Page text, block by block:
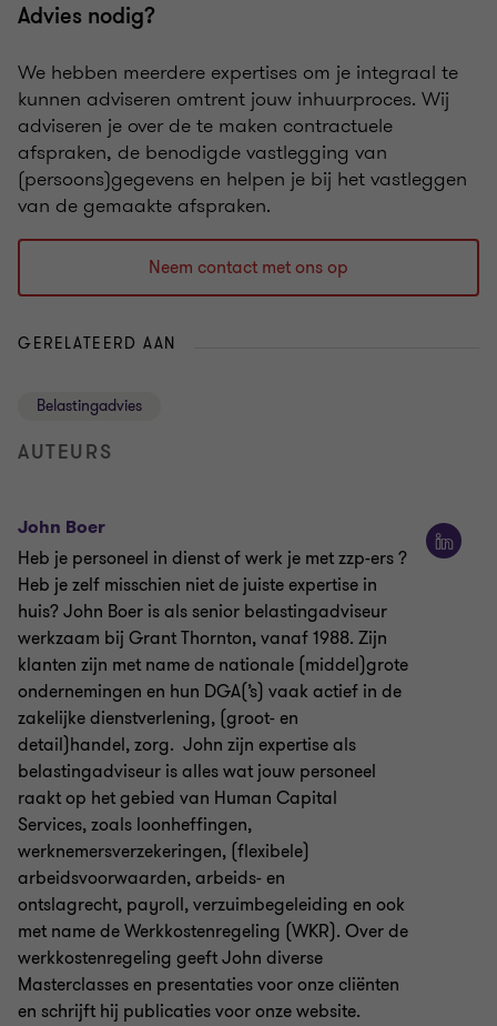
Advies nodig?
We hebben meerdere expertises om je integraal te
kunnen adviseren omtrent jouw inhuurproces. Wij
adviseren je over de te maken contractuele
afspraken, de benodigde vastlegging van
(persoons)gegevens en helpen je bij het vastleggen
van de gemaakte afspraken.
Neem contact met ons op
GERELATEERD AAN
Belastingadvies
AUTEURS
John Boer
Heb je personeel in dienst of werk je met zzp-ers ?
Heb je zelf misschien niet de juiste expertise in
huis? John Boer is als senior belastingadviseur
werkzaam bij Grant Thornton, vanaf 1988. Zijn
klanten zijn met name de nationale (middel)grote
ondernemingen en hun DGA(’s) vaak actief in de
zakelijke dienstverlening, (groot- en
detail)handel, zorg. John zijn expertise als
belastingadviseur is alles wat jouw personeel
raakt op het gebied van Human Capital
Services, zoals loonheffingen,
werknemersverzekeringen, (flexibele)
arbeidsvoorwaarden, arbeids- en
ontslagrecht, payroll, verzuimbegeleiding en ook
met name de Werkkostenregeling (WKR). Over de
werkkostenregeling geeft John diverse
Masterclasses en presentaties voor onze cliënten
en schrijft hij publicaties voor onze website.